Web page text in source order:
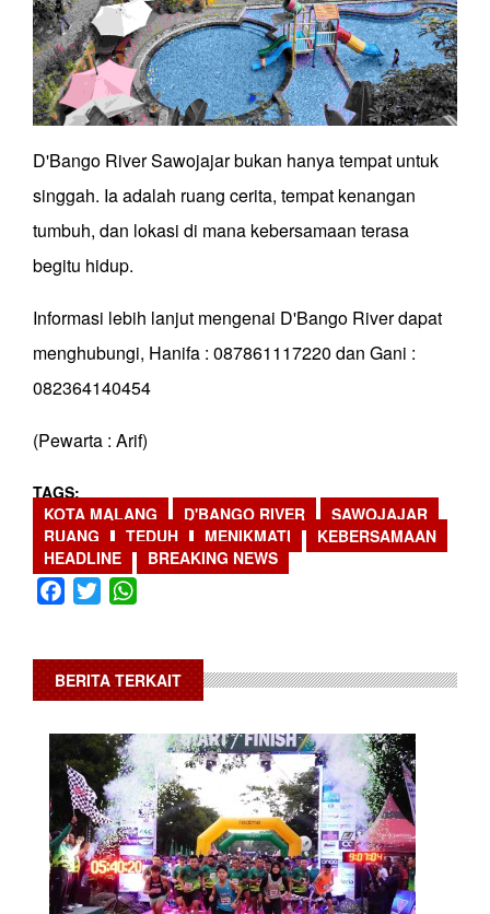
D'Bango River Sawojajar bukan hanya tempat untuk
singgah. Ia adalah ruang cerita, tempat kenangan
tumbuh, dan lokasi di mana kebersamaan terasa
begitu hidup.
Informasi lebih lanjut mengenai D'Bango River dapat
menghubungi, Hanifa : 087861117220 dan Gani :
082364140454
(Pewarta : Arif)
TAGS
KOTA MALANG
D'BANGO RIVER
SAWOJAJAR
RUANG
TEDUH MENIKMATI
KEBERSAMAAN
HEADLINE
BREAKING NEWS
Facebook
Twitter
BERITA TERKAIT